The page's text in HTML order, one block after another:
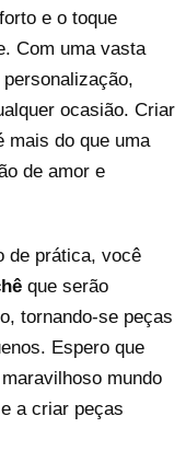
e o toque
Com uma vasta
ocasião. Criar
mais do que uma
de amor e
de prática, você
que serão
tornando-se peças
Espero que
mundo
e a criar peças